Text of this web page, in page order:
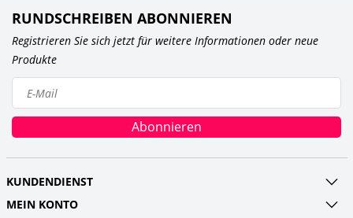
RUNDSCHREIBEN ABONNIEREN
Registrieren Sie sich jetzt für weitere Informationen oder neue
Produkte
Abonnieren
KUNDENDIENST
MEIN KONTO